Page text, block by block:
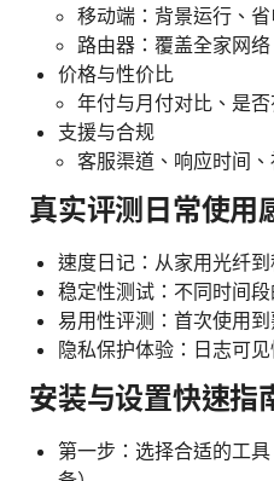
移动端：背景运行、
路由器：覆盖全家网
价格与性价比
年付与月付对比、是
支援与合规
客服渠道、响应时间
真实评测日常使用
速度日记：从家用光纤
稳定性测试：不同时间
易用性评测：首次使用
隐私保护体验：日志可
安装与设置快速指
第一步：选择合适的工